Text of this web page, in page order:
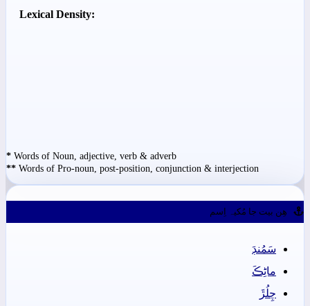
Lexical Density:
* Words of Noun, adjective, verb & adverb
** Words of Pro-noun, post-position, conjunction & interjection
ھِن بيت جا مُکيہ اِسم
سَمُنڊَ
ماڻِڪَ
چِلُڙَ